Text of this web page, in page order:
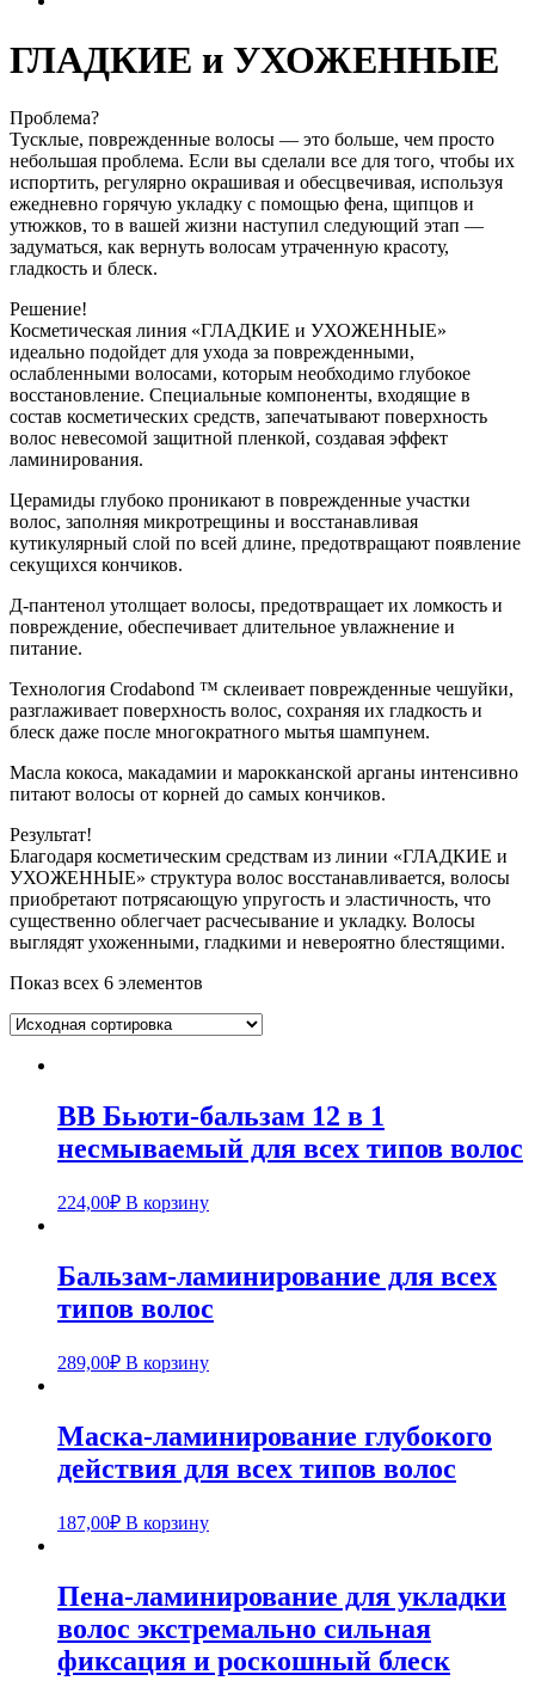
ГЛАДКИЕ и УХОЖЕННЫЕ
Проблема?
Тусклые, поврежденные волосы — это больше, чем просто
небольшая проблема. Если вы сделали все для того, чтобы их
испортить, регулярно окрашивая и обесцвечивая, используя
ежедневно горячую укладку с помощью фена, щипцов и
утюжков, то в вашей жизни наступил следующий этап —
задуматься, как вернуть волосам утраченную красоту,
гладкость и блеск.
Решение!
Косметическая линия «ГЛАДКИЕ и УХОЖЕННЫЕ»
идеально подойдет для ухода за поврежденными,
ослабленными волосами, которым необходимо глубокое
восстановление. Специальные компоненты, входящие в
состав косметических средств, запечатывают поверхность
волос невесомой защитной пленкой, создавая эффект
ламинирования.
Церамиды глубоко проникают в поврежденные участки
волос, заполняя микротрещины и восстанавливая
кутикулярный слой по всей длине, предотвращают появление
секущихся кончиков.
Д-пантенол утолщает волосы, предотвращает их ломкость и
повреждение, обеспечивает длительное увлажнение и
питание.
Технология Crodabond ™ склеивает поврежденные чешуйки,
разглаживает поверхность волос, сохраняя их гладкость и
блеск даже после многократного мытья шампунем.
Масла кокоса, макадамии и марокканской арганы интенсивно
питают волосы от корней до самых кончиков.
Результат!
Благодаря косметическим средствам из линии «ГЛАДКИЕ и
УХОЖЕННЫЕ» структура волос восстанавливается, волосы
приобретают потрясающую упругость и эластичность, что
существенно облегчает расчесывание и укладку. Волосы
выглядят ухоженными, гладкими и невероятно блестящими.
Показ всех 6 элементов
BB Бьюти-бальзам 12 в 1
несмываемый для всех типов волос
224,00₽ В корзину
Бальзам-ламинирование для всех
типов волос
289,00₽ В корзину
Маска-ламинирование глубокого
действия для всех типов волос
187,00₽ В корзину
Пена-ламинирование для укладки
волос экстремально сильная
фиксация и роскошный блеск